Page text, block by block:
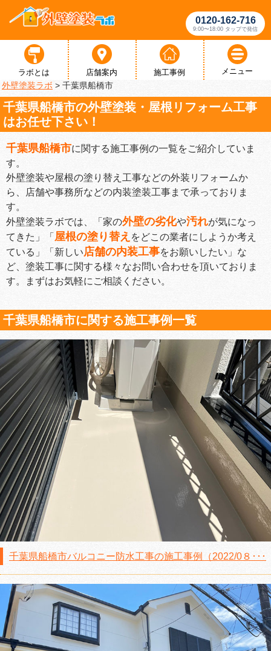
0120-162-716
9:00〜18:00 タップで発信
ラボとは 店舗案内 施工事例 メニュー
外壁塗装ラボ > 千葉県船橋市
千葉県船橋市の外壁塗装・屋根リフォーム工事
はお任せ下さい！
千葉県船橋市に関する施工事例の一覧をご紹介していま
す。
外壁塗装や屋根の塗り替え工事などの外装リフォームか
ら、店舗や事務所などの内装塗装工事まで承っておりま
す。
外壁塗装ラボでは、「家の外壁の劣化や汚れが気になっ
てきた」「 屋根の塗り替え をどこの業者にしようか考え
ている」「新しい店舗の内装工事をお願いしたい」な
ど、塗装工事に関する様々なお問い合わせを頂いておりま
す。まずはお気軽にご相談ください。
千葉県船橋市に関する施工事例一覧
千葉県船橋市バルコニー防水工事の施工事例（2022/0８･･･